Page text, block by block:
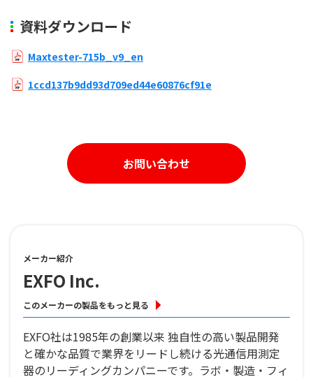
資料ダウンロード
Maxtester-715b_v9_en
1ccd137b9dd93d709ed44e60876cf91e
お問い合わせ
メーカー紹介
EXFO Inc.
このメーカーの製品をもっと見る
EXFO社は1985年の創業以来 独自性の高い製品開発
と確かな品質で業界をリードし続ける光通信用測定
器のリーディングカンパニーです。ラボ・製造・フィ